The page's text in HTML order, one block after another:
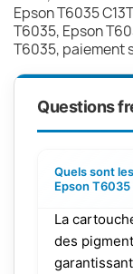
Epson T6035
T6035, Epson
T6035, paiement
Questions
Quels sont
Epson T6035
La
des